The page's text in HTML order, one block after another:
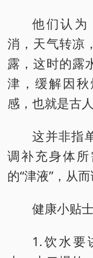
他们认为
消，天气转凉
露，这时的露
津，缓解因
感，也就是古人
这并非指
调补充身体
的“津液”，从
健康小贴士
1.饮水要